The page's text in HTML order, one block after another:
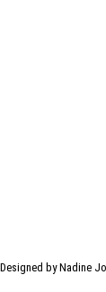
by Nadine